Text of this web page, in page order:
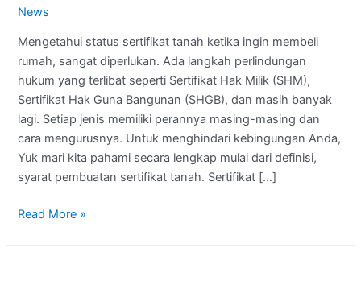
News
Mengetahui status sertifikat tanah ketika ingin membeli
rumah, sangat diperlukan. Ada langkah perlindungan
hukum yang terlibat seperti Sertifikat Hak Milik (SHM),
Sertifikat Hak Guna Bangunan (SHGB), dan masih banyak
lagi. Setiap jenis memiliki perannya masing-masing dan
cara mengurusnya. Untuk menghindari kebingungan Anda,
Yuk mari kita pahami secara lengkap mulai dari definisi,
syarat pembuatan sertifikat tanah. Sertifikat […]
Read More »